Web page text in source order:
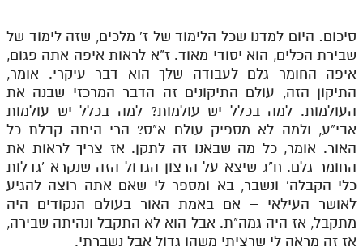
סיכום: היום למדנו שכל הלימוד של ז' מלכים, שזה לימוד של
שבירת הכלים, הוא יסודי מאוד. ז"א לראות איפה אתה פגום,
איפה החומר גלם לעבודה שלך הוא דבר עיקרי. אומר,
התיקון הזה, עולם התיקונים זה הדבר המרכזי שבנה את
העולמות. למה בכלל יש עולמות? למה בכלל יש עולמות
אבי"ע, ולמה לא מספיק עולם א"ס? הרי היתה קבלת כל
האור. אומר, כל מה שבאנו זה לתקן. אז צריך לראות את
החומר גלם. ח"ג שיצא על הרצון הגדול הזה שנקרא 'גדלות
כלי הקבלה' ונשבר, בא ומספר לי שאם אתה רוצה להגיע
לאושר העילאי – אם באמת האור בעולם הנקודים היה
מתקבל, אז היה גמה"ת. אבל הוא לא התקבל ונהיתה שבירה,
אז זה מראה לי שרציתי משהו גדול אבל נשברתי.